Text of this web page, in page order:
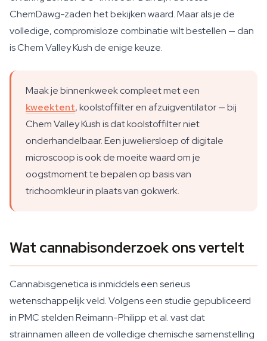
ChemDawg-zaden het bekijken waard. Maar als je de
volledige, compromisloze combinatie wilt bestellen — dan
is Chem Valley Kush de enige keuze.
Maak je binnenkweek compleet met een
kweektent, koolstoffilter en afzuigventilator — bij
Chem Valley Kush is dat koolstoffilter niet
onderhandelbaar. Een juweliersloep of digitale
microscoop is ook de moeite waard om je
oogstmoment te bepalen op basis van
trichoomkleur in plaats van gokwerk.
Wat cannabisonderzoek ons vertelt
Cannabisgenetica is inmiddels een serieus
wetenschappelijk veld. Volgens een studie gepubliceerd
in PMC stelden Reimann-Philipp et al. vast dat
strainnamen alleen de volledige chemische samenstelling